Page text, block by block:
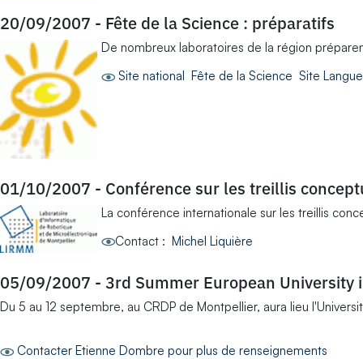
20/09/2007 - Fête de la Science : préparatifs
De nombreux laboratoires de la région
Site national Fête de la Science Site
01/10/2007 - Conférence sur les treillis
La conférence internationale sur les treillis
Contact : Michel Liquière
05/09/2007 - 3rd Summer European University
Du 5 au 12 septembre, au CRDP de Montpellier, aura lieu
Contacter Etienne Dombre pour plus de renseignements